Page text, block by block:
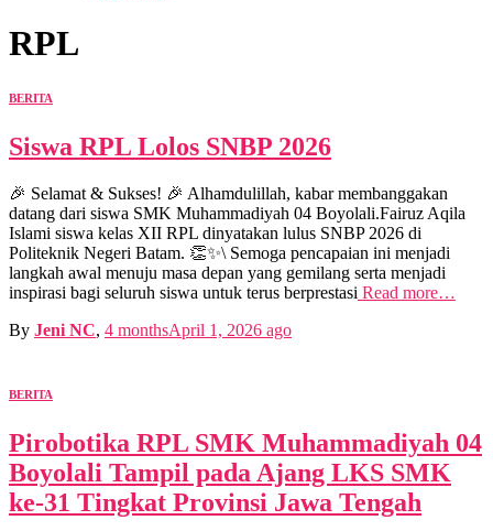
RPL
BERITA
Siswa RPL Lolos SNBP 2026
🎉 Selamat & Sukses! 🎉 Alhamdulillah, kabar membanggakan
datang dari siswa SMK Muhammadiyah 04 Boyolali.Fairuz Aqila
Islami siswa kelas XII RPL dinyatakan lulus SNBP 2026 di
Politeknik Negeri Batam. 👏✨\ Semoga pencapaian ini menjadi
langkah awal menuju masa depan yang gemilang serta menjadi
inspirasi bagi seluruh siswa untuk terus berprestasi Read more…
By Jeni NC, 4 monthsApril 1, 2026 ago
BERITA
Pirobotika RPL SMK Muhammadiyah 04
Boyolali Tampil pada Ajang LKS SMK
ke-31 Tingkat Provinsi Jawa Tengah